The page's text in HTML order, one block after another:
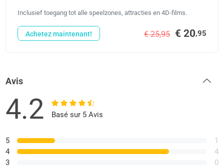
Inclusief toegang tot alle speelzones, attracties en 4D-films.
€ 25,95 € 20,95
Achetez maintenant!
Avis
4.2 Basé sur 5 Avis
5
4
3
1
4
0